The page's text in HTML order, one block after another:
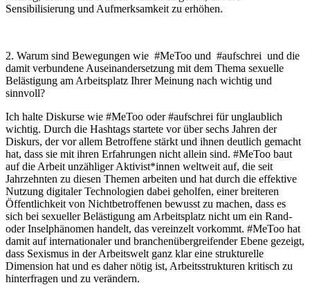
Sensibilisierung und Aufmerksamkeit zu erhöhen.
2. Warum sind Bewegungen wie #MeToo und #aufschrei und die
damit verbundene Auseinandersetzung mit dem Thema sexuelle
Belästigung am Arbeitsplatz Ihrer Meinung nach wichtig und
sinnvoll?
Ich halte Diskurse wie #MeToo oder #aufschrei für unglaublich
wichtig. Durch die Hashtags startete vor über sechs Jahren der
Diskurs, der vor allem Betroffene stärkt und ihnen deutlich gemacht
hat, dass sie mit ihren Erfahrungen nicht allein sind. #MeToo baut
auf die Arbeit unzähliger Aktivist*innen weltweit auf, die seit
Jahrzehnten zu diesen Themen arbeiten und hat durch die effektive
Nutzung digitaler Technologien dabei geholfen, einer breiteren
Öffentlichkeit von Nichtbetroffenen bewusst zu machen, dass es
sich bei sexueller Belästigung am Arbeitsplatz nicht um ein Rand-
oder Inselphänomen handelt, das vereinzelt vorkommt. #MeToo hat
damit auf internationaler und branchenübergreifender Ebene gezeigt,
dass Sexismus in der Arbeitswelt ganz klar eine strukturelle
Dimension hat und es daher nötig ist, Arbeitsstrukturen kritisch zu
hinterfragen und zu verändern.